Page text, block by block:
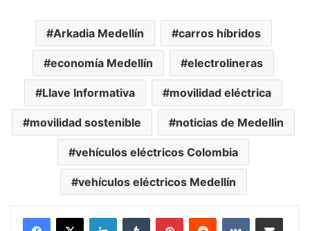
Arkadia Medellín carros híbridos
economía Medellín electrolineras
Llave Informativa movilidad eléctrica
movilidad sostenible noticias de Medellin
vehículos eléctricos Colombia
vehículos eléctricos Medellín
LinkedInTumblr PinterestReddit VKontakteCompartir vía Mail